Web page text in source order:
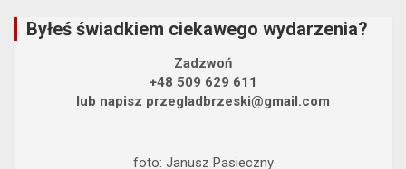
Byłeś świadkiem ciekawego wydarzenia?
Zadzwoń
+48 509 629 611
lub napisz przegladbrzeski@gmail.com
foto: Janusz Pasieczny